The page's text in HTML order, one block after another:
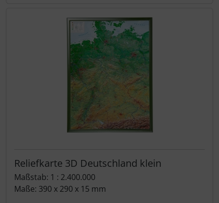
Reliefkarte 3D Deutschland klein
Maßstab: 1 : 2.400.000
Maße: 390 x 290 x 15 mm